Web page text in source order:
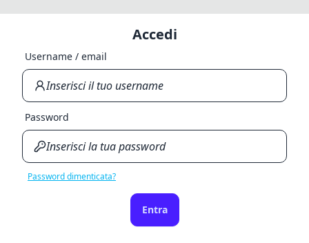
Accedi
Username / email
Password
Password dimenticata?
Entra